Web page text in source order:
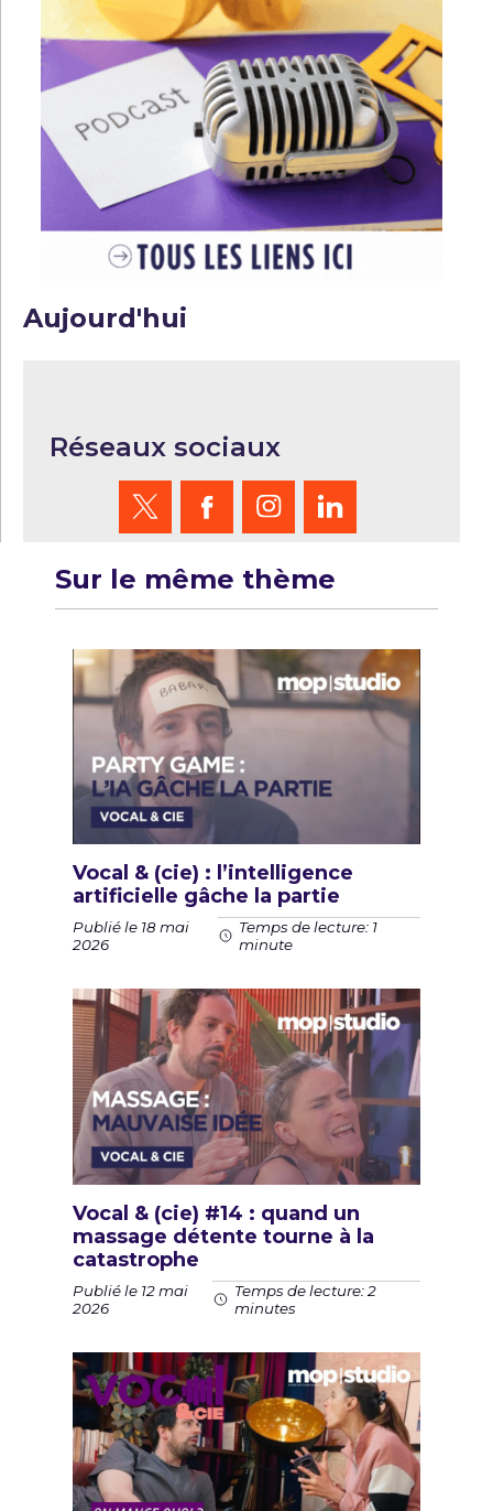
Aujourd'hui
Réseaux sociaux
Sur le même thème
Vocal & (cie) : l’intelligence
artificielle gâche la partie
Publié le 18 mai
2026
Temps de lecture: 1
minute
Vocal & (cie) #14 : quand un
massage détente tourne à la
catastrophe
Publié le 12 mai
2026
Temps de lecture: 2
minutes